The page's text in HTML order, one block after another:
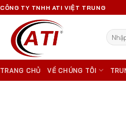
CÔNG TY TNHH ATI VIỆT TRUNG
Tìm
kiếm:
TRANG CHỦ VỀ CHÚNG TÔI